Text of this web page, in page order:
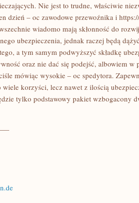
Nie jest to trudne, właściwie
dzień – oc zawodowe przewoźnika i
wiadomo mają skłonność do
ubezpieczenia, jednak raczej będą
a tym samym podwyższyć składkę
oraz nie dać się podejść, albowiem w
mówiąc wysokie – oc spedytora.
wiele korzyści, lecz nawet z ilością
tylko podstawowy pakiet wzbogacony